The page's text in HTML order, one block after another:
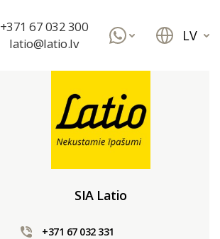
+371 67 032 300
latio@latio.lv
LV
SIA Latio
+371 67 032 331